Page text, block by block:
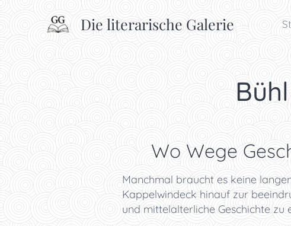
Die literarische Galerie
✨ Wo Wege
Manchmal braucht es keine
Kappelwindeck hinauf zur
und mittelalterliche Geschichte zu